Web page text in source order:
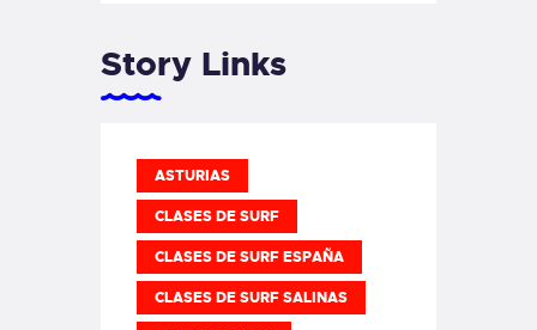
Story Links
ASTURIAS
CLASES DE SURF
CLASES DE SURF ESPAÑA
CLASES DE SURF SALINAS